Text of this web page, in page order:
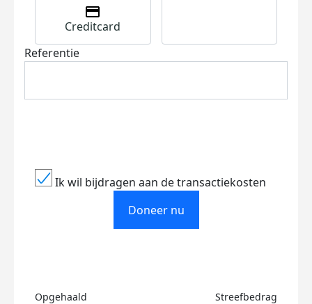
Creditcard
Referentie
Ik wil bijdragen aan de transactiekosten
Doneer nu
Opgehaald Streefbedrag